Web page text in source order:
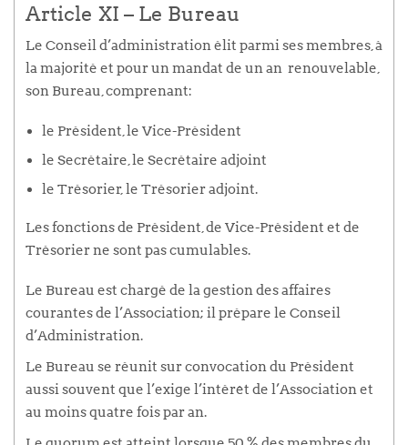
Article XI – Le Bureau
Le Conseil d’administration élit parmi ses membres, à
la majorité et pour un mandat de un an renouvelable,
son Bureau, comprenant:
le Président, le Vice-Président
le Secrétaire, le Secrétaire adjoint
le Trésorier, le Trésorier adjoint.
Les fonctions de Président, de Vice-Président et de
Trésorier ne sont pas cumulables.
Le Bureau est chargé de la gestion des affaires
courantes de l’Association; il prépare le Conseil
d’Administration.
Le Bureau se réunit sur convocation du Président
aussi souvent que l’exige l’intérêt de l’Association et
au moins quatre fois par an.